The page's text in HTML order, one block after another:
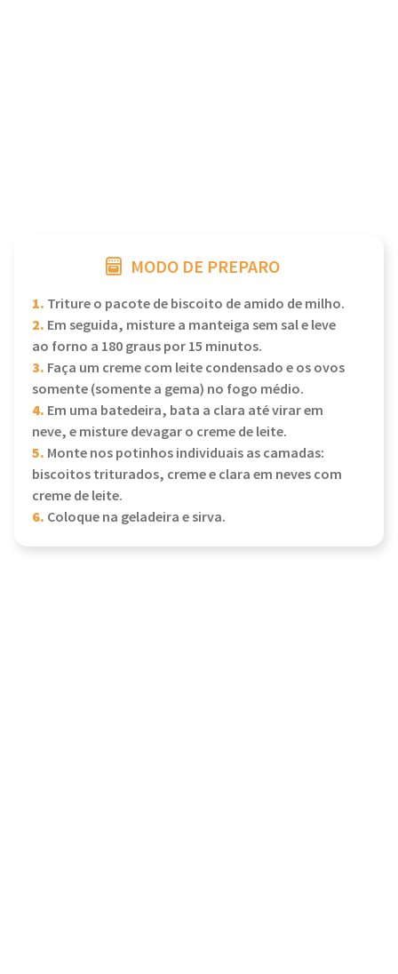
MODO DE PREPARO
1. Triture o pacote de biscoito de amido de milho.
2. Em seguida, misture a manteiga sem sal e leve
ao forno a 180 graus por 15 minutos.
3. Faça um creme com leite condensado e os ovos
somente (somente a gema) no fogo médio.
4. Em uma batedeira, bata a clara até virar em
neve, e misture devagar o creme de leite.
5. Monte nos potinhos individuais as camadas:
biscoitos triturados, creme e clara em neves com
creme de leite.
6. Coloque na geladeira e sirva.